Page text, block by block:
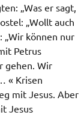
„Was er sagt,
„Wollt auch
„Wir können nur
Petrus
gehen. Wir
« Krisen
mit Jesus. Aber
Jesus